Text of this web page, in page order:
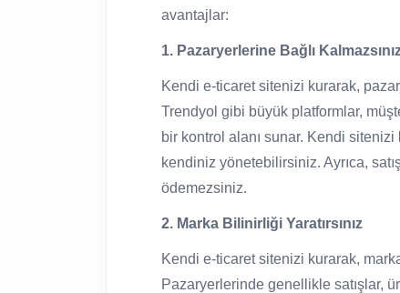
avantajlar:
1. Pazaryerlerine Bağlı
Kendi e-ticaret sitenizi kurarak,
Trendyol gibi büyük platformlar,
bir kontrol alanı sunar. Kendi
kendiniz yönetebilirsiniz. Ayrıca,
ödemezsiniz.
2. Marka Bilinirliği Yaratırsınız
Kendi e-ticaret sitenizi kurarak,
Pazaryerlerinde genellikle satışlar,